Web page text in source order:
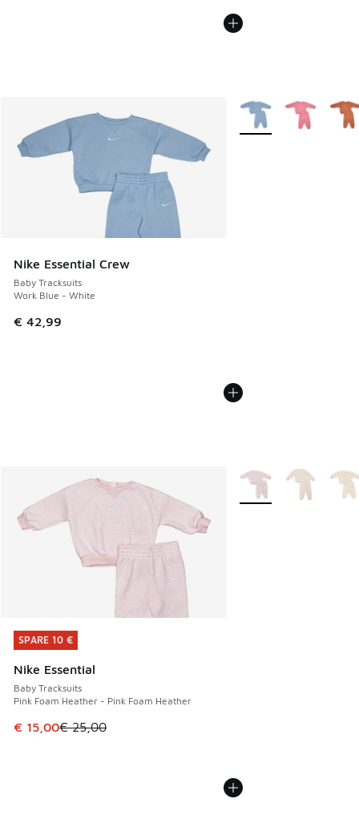
Nike Essential Crew
Baby Tracksuits
Work Blue - White
€ 42,99
Weitere Farben
SPARE 10 €
Nike Essential
Baby Tracksuits
Pink Foam Heather - Pink Foam Heather
Dieser Artikel ist im Sale. Der Preis ist von € 25,00 auf €
€ 15,00€ 25,00
SPARE 10 €
Weitere Farben